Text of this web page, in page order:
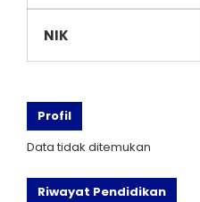
NIK
Profil
Data tidak ditemukan
Riwayat Pendidikan